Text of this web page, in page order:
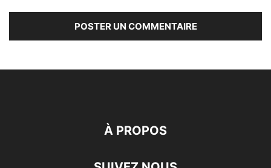
À PROPOS